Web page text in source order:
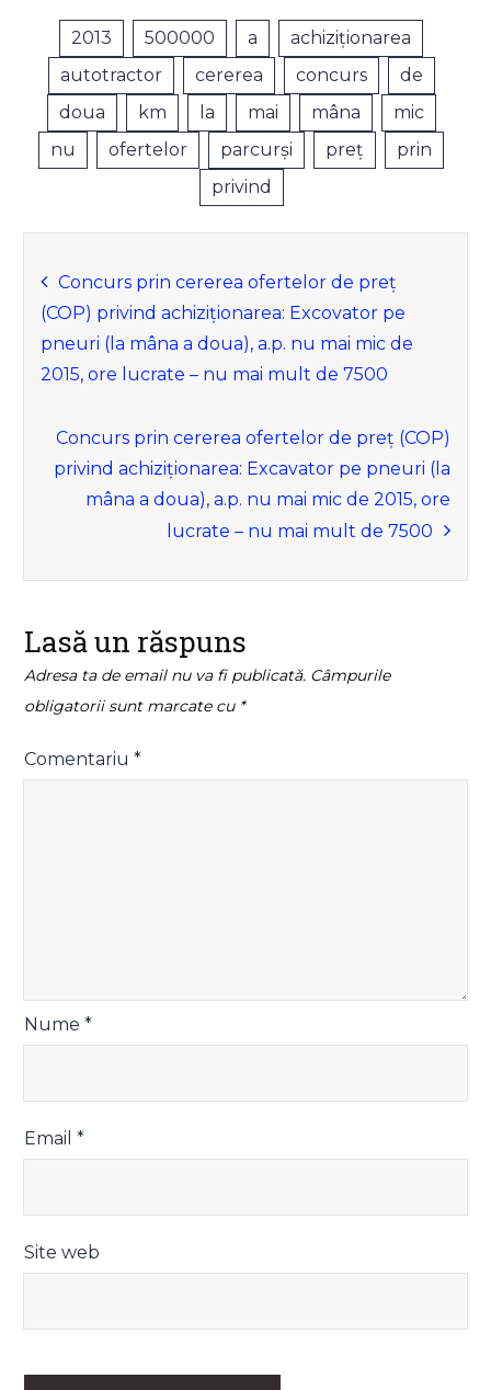
2013 500000 a
achiziționarea
autotractor
cererea concurs
de
doua
km la mai mâna
mic
nu
ofertelor parcurși preț
prin
privind
Navigare
în
articole
Concurs prin cererea ofertelor de preț
(COP) privind achiziționarea: Excovator pe
pneuri (la mâna a doua), a.p. nu mai mic de
2015, ore lucrate – nu mai mult de 7500
Concurs prin cererea ofertelor de preț (COP)
privind achiziționarea: Excavator pe pneuri (la
mâna a doua), a.p. nu mai mic de 2015, ore
lucrate – nu mai mult de 7500
Lasă un răspuns
Adresa ta de email nu va fi publicată. Câmpurile
obligatorii sunt marcate cu *
Comentariu*
Nume*
Email*
Site web